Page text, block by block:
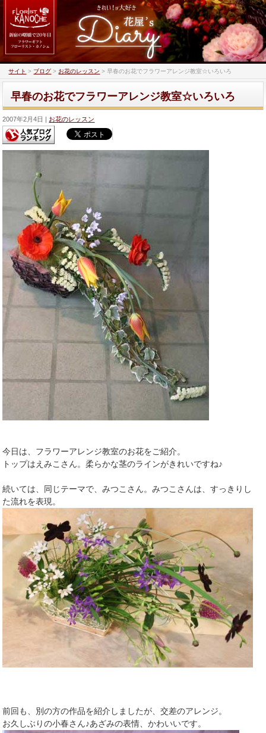
サイト > ブログ >お花のレッスン >早春のお花でフラワーアレンジ教室☆いろいろ
早春のお花でフラワーアレンジ教室☆いろいろ
2007年2月4日 お花のレッスン
今日は、フラワーアレンジ教室のお花をご紹介。
トップはえみこさん。柔らかな茎のラインがきれいですね♪
続いては、同じテーマで、みつこさん。みつこさんは、すっきりし
た流れを表現。
前回も、別の方の作品を紹介しましたが、交差のアレンジ。
お久しぶりの小春さん♪あざみの表情、かわいいです。